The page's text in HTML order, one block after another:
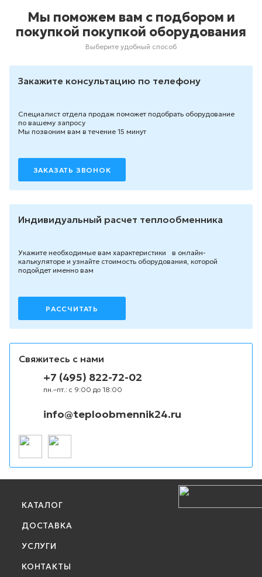
Мы поможем вам с подбором и
покупкой покупкой оборудования
Выберите удобный способ
Закажите консультацию по телефону
Специалист отдела продаж поможет подобрать оборудование
по вашему запросу
Мы позвоним вам в течение 15 минут
ЗАКАЗАТЬ ЗВОНОК
Индивидуальный расчет теплообменника
Укажите необходимые вам характеристики в онлайн-
калькуляторе и узнайте стоимость оборудования, которой
подойдет именно вам
РАССЧИТАТЬ
Свяжитесь с нами
+7 (495) 822-72-02
пн.–пт.: с 9:00 до 18:00
info@teploobmennik24.ru
КАТАЛОГ
ДОСТАВКА
УСЛУГИ
КОНТАКТЫ